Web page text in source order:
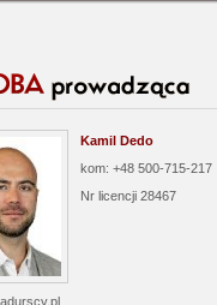
Kamil Dedo
kom: +48 500-715-217
Nr licencji 28467